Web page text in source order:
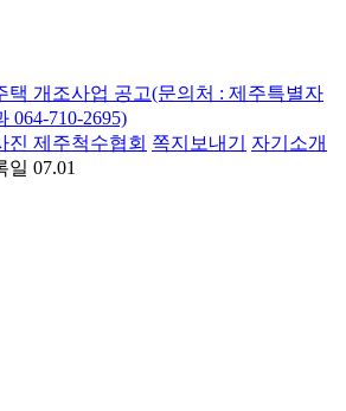
택 개조사업 공고(문의처 : 제주특별자
064-710-2695)
제주척수협회 쪽지보내기
자기소개
일 07.01